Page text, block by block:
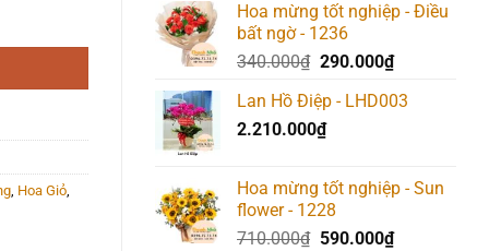
Hoa mừng tốt nghiệp - Điều
bất ngờ - 1236
340.000₫ Giá
là:
340.000₫.
290.000₫Giá
tại
Lan Hồ Điệp - LHD003
2.210.000₫
Hoa mừng tốt nghiệp - Sun
flower - 1228
710.000₫ Giá
590.000₫Giá
, Hoa Giỏ,